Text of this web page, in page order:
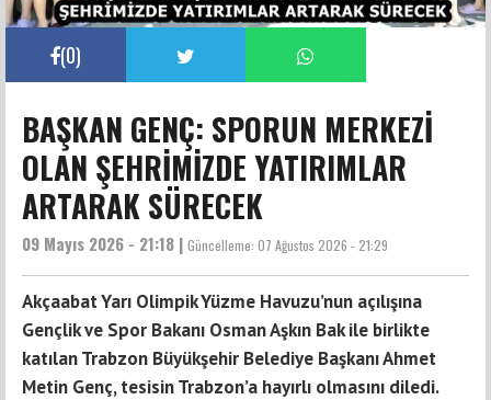
(0)
BAŞKAN GENÇ: SPORUN MERKEZİ
OLAN ŞEHRİMİZDE YATIRIMLAR
ARTARAK SÜRECEK
09 Mayıs 2026 - 21:18 | Güncelleme: 07 Ağustos 2026 - 21:29
Akçaabat Yarı Olimpik Yüzme Havuzu’nun açılışına
Gençlik ve Spor Bakanı Osman Aşkın Bak ile birlikte
katılan Trabzon Büyükşehir Belediye Başkanı Ahmet
Metin Genç, tesisin Trabzon’a hayırlı olmasını diledi.